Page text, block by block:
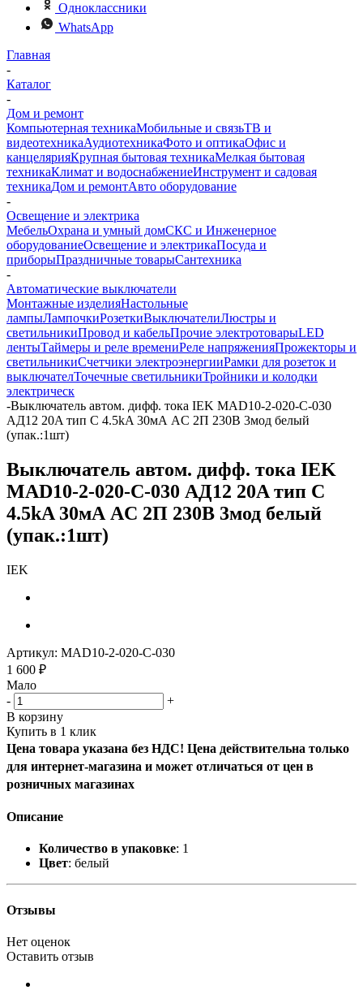
Одноклассники
WhatsApp
Главная
-
Каталог
-
Дом и ремонт
Компьютерная техникаМобильные и связьТВ и
видеотехникаАудиотехникаФото и оптикаОфис и
канцелярияКрупная бытовая техникаМелкая бытовая
техникаКлимат и водоснабжениеИнструмент и садовая
техникаДом и ремонтАвто оборудование
-
Освещение и электрика
МебельОхрана и умный домСКС и Инженерное
оборудованиеОсвещение и электрикаПосуда и
приборыПраздничные товарыСантехника
-
Автоматические выключатели
Монтажные изделияНастольные
лампыЛампочкиРозеткиВыключателиЛюстры и
светильникиПровод и кабельПрочие электротоварыLED
лентыТаймеры и реле времениРеле напряженияПрожекторы и
светильникиСчетчики электроэнергииРамки для розеток и
выключателТочечные светильникиТройники и колодки
электрическ
-Выключатель автом. дифф. тока IEK MAD10-2-020-C-030
АД12 20A тип C 4.5kA 30мА AC 2П 230В 3мод белый
(упак.:1шт)
Выключатель автом. дифф. тока IEK
MAD10-2-020-C-030 АД12 20A тип C
4.5kA 30мА AC 2П 230В 3мод белый
(упак.:1шт)
IEK
Артикул: MAD10-2-020-C-030
1 600 ₽
Мало
-
+
В корзину
Купить в 1 клик
Цена товара указана без НДС! Цена действительна только
для интернет-магазина и может отличаться от цен в
розничных магазинах
Описание
Количество в упаковке: 1
Цвет: белый
Отзывы
Нет оценок
Оставить отзыв